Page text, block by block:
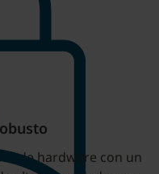
de hardware con un